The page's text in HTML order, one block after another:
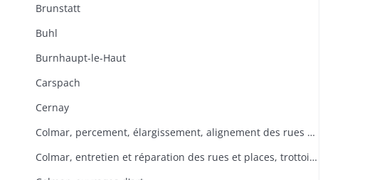
Brunstatt
Buhl
Burnhaupt-le-Haut
Carspach
Cernay
Colmar, percement, élargissement, alignement des rues et places
Colmar, entretien et réparation des rues et places, trottoirs, rigoles, pavage, enlèvement des immondices